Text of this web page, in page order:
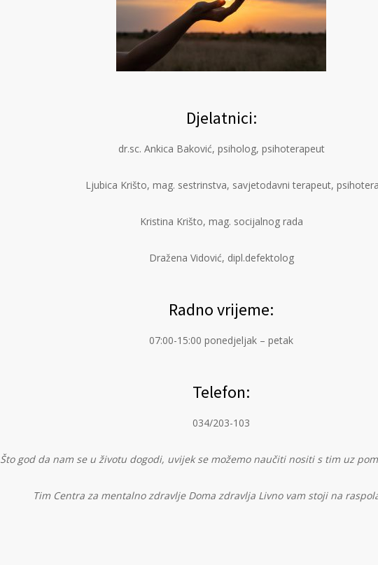
Djelatnici:
dr.sc. Ankica Baković, psiholog, psihoterapeut
Ljubica Krišto, mag. sestrinstva, savjetodavni terapeut,
Kristina Krišto, mag. socijalnog rada
Dražena Vidović, dipl.defektolog
Radno vrijeme:
07:00-15:00 ponedjeljak – petak
Telefon:
034/203-103
Što god da nam se u životu dogodi, uvijek se možemo naučiti nositi s tim uz
Tim Centra za mentalno zdravlje Doma zdravlja Livno vam stoji na